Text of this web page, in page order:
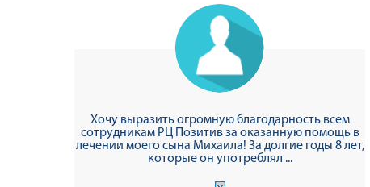
Хочу выразить огромную благодарность всем
сотрудникам РЦ Позитив за оказанную помощь в
лечении моего сына Михаила! За долгие годы 8 лет,
которые он употреблял ...